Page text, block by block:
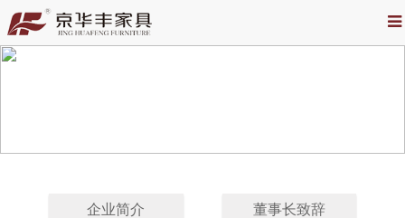
企业简介 董事长致辞